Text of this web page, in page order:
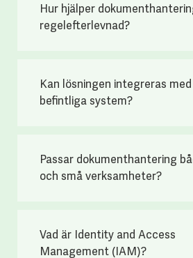
Hur hjälper
regelefterlevnad?
Kan lösningen integreras
befintliga system?
Passar dokumenthantering
och små verksamheter?
Vad är Identity and Access
Management (IAM)?